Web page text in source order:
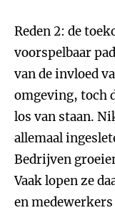
Reden 2: de
voorspelbaar
van de invloed
omgeving, toch
los van staan.
allemaal
Bedrijven
Vaak lopen ze
en